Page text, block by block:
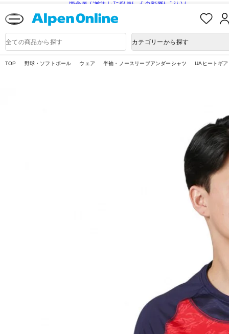
熊本県で発生した地震による影響について
入
品
検
カテゴリーから探す
TOP 野球・ソフトボール ウェア 半袖・ノースリーブアンダーシャツ UAヒートギ